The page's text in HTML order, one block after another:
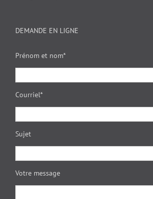
DEMANDE EN LIGNE
Prénom et nom*
Courriel*
Sujet
Votre message